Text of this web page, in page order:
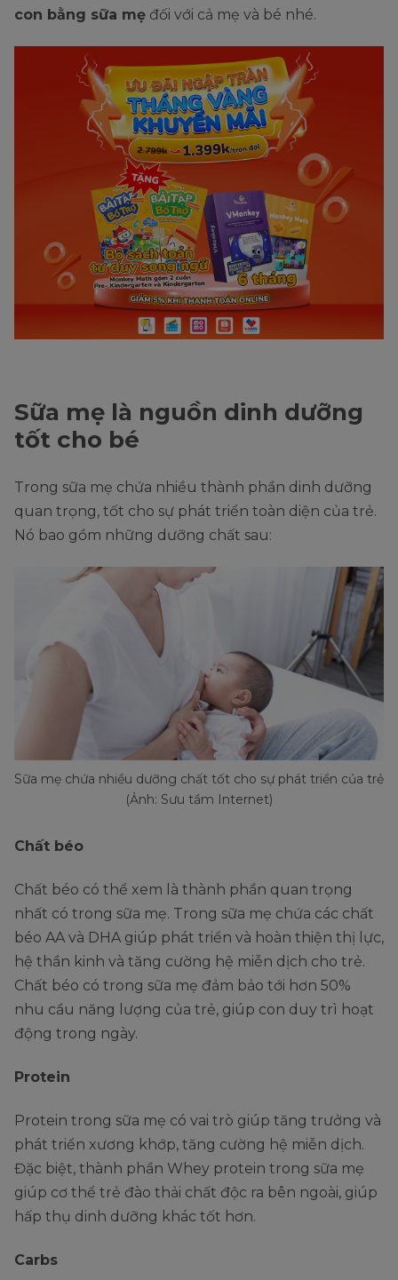
con bằng sữa mẹ đối với cả mẹ và bé nhé.
Sữa mẹ là nguồn dinh dưỡng
tốt cho bé
Trong sữa mẹ chứa nhiều thành phần dinh dưỡng
quan trọng, tốt cho sự phát triển toàn diện của trẻ.
Nó bao gồm những dưỡng chất sau:
Sữa mẹ chứa nhiều dưỡng chất tốt cho sự phát triển của trẻ
(Ảnh: Sưu tầm Internet)
Chất béo
Chất béo có thể xem là thành phần quan trọng
nhất có trong sữa mẹ. Trong sữa mẹ chứa các chất
béo AA và DHA giúp phát triển và hoàn thiện thị lực,
hệ thần kinh và tăng cường hệ miễn dịch cho trẻ.
Chất béo có trong sữa mẹ đảm bảo tới hơn 50%
nhu cầu năng lượng của trẻ, giúp con duy trì hoạt
động trong ngày.
Protein
Protein trong sữa mẹ có vai trò giúp tăng trưởng và
phát triển xương khớp, tăng cường hệ miễn dịch.
Đặc biệt, thành phần Whey protein trong sữa mẹ
giúp cơ thể trẻ đào thải chất độc ra bên ngoài, giúp
hấp thụ dinh dưỡng khác tốt hơn.
Carbs